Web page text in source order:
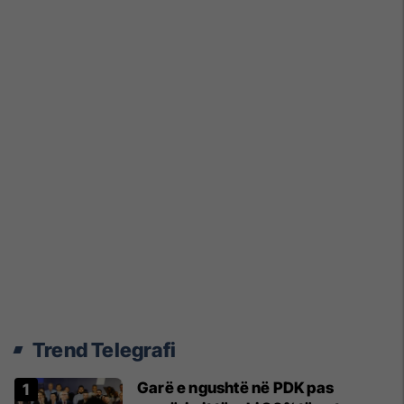
Trend Telegrafi
Garë e ngushtë në PDK pas